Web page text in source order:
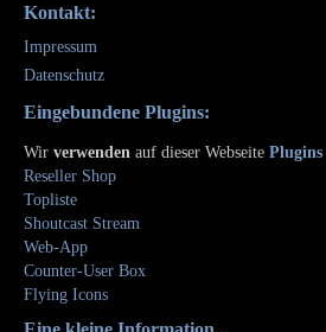
Kontakt:
Impressum
Datenschutz
Eingebundene Plugins:
Wir verwenden auf dieser Webseite Plugins
Reseller Shop
Topliste
Shoutcast Stream
Web-App
Counter-User Box
Flying Icons